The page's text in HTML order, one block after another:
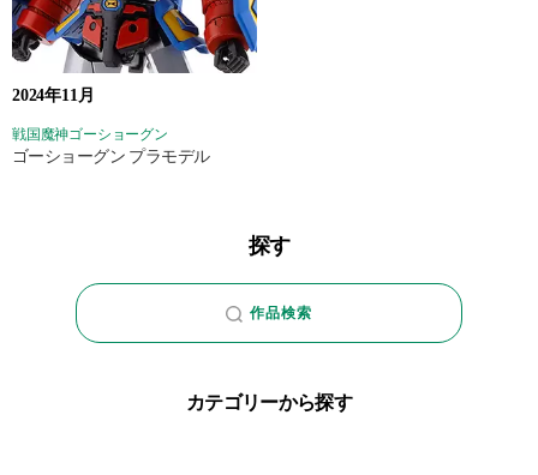
2024年11月
戦国魔神ゴーショーグン
ゴーショーグン プラモデル
探す
作品検索
カテゴリーから探す